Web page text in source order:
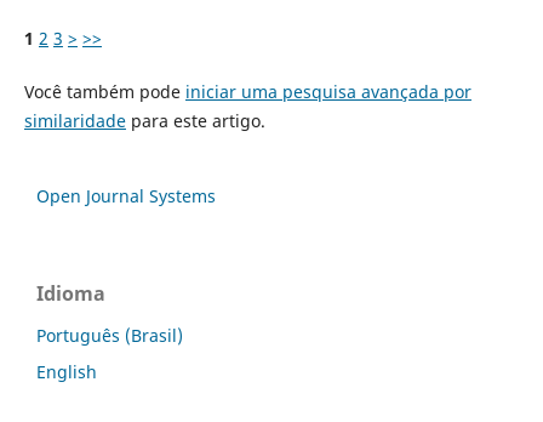
1 2 3 > >>
Você também pode iniciar uma pesquisa avançada por
similaridadepara este artigo.
Open Journal Systems
Idioma
Português (Brasil)
English